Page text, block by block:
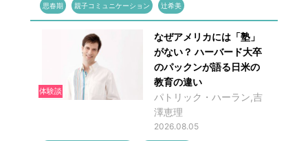
思春期 親子コミュニケーション 辻希美
体験談
なぜアメリカには「塾」
がない？ ハーバード大卒
のパックンが語る日米の
教育の違い
パトリック・ハーラン,吉
澤恵理
2026.08.05